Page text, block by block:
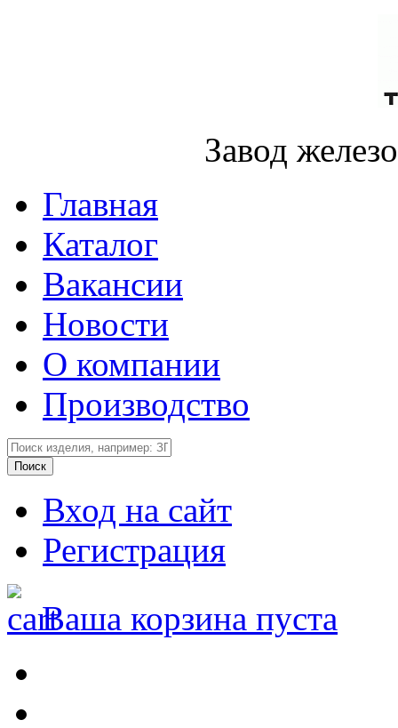
Завод
Главная
Каталог
Вакансии
Новости
О компании
Производство
Вход на сайт
Регистрация
Ваша корзина пуста